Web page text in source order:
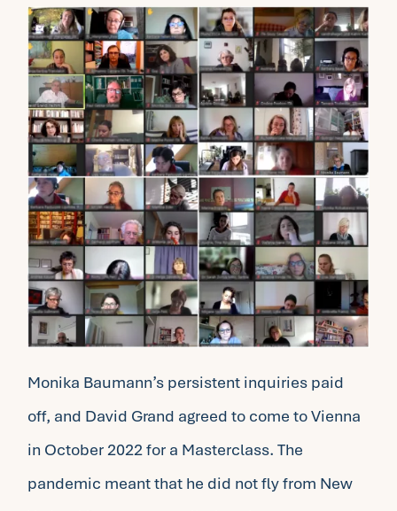
Monika Baumann’s persistent inquiries paid
off, and David Grand agreed to come to Vienna
in October 2022 for a Masterclass. The
pandemic meant that he did not fly from New